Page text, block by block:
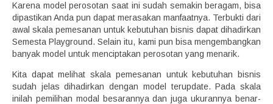
Karena model perosotan saat ini sudah semakin beragam, bisa
dipastikan Anda pun dapat merasakan manfaatnya. Terbukti dari
awal skala pemesanan untuk kebutuhan bisnis dapat dihadirkan
Semesta Playground. Selain itu, kami pun bisa mengembangkan
banyak model untuk menciptakan perosotan yang menarik.
Kita dapat melihat skala pemesanan untuk kebutuhan bisnis
sudah jelas dihadirkan dengan model terupdate. Pada skala
inilah pemilihan modal besarannya dan juga ukurannya benar-